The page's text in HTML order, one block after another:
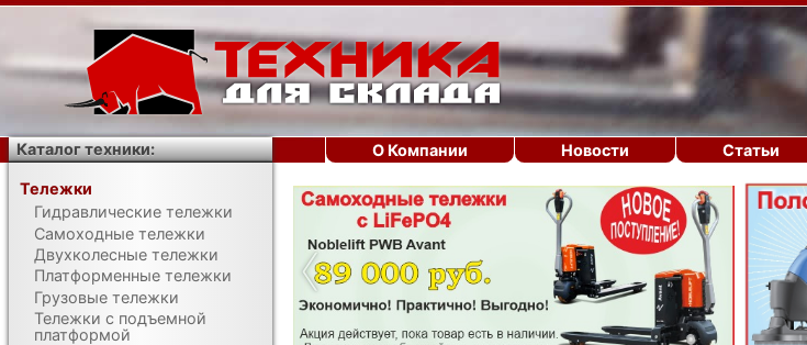
‹
О Компании Новости Статьи
Каталог техники:
Тележки
Гидравлические тележки
Самоходные тележки
Двухколесные тележки
Платформенные тележки
Грузовые тележки
Тележки с подъемной
платформой